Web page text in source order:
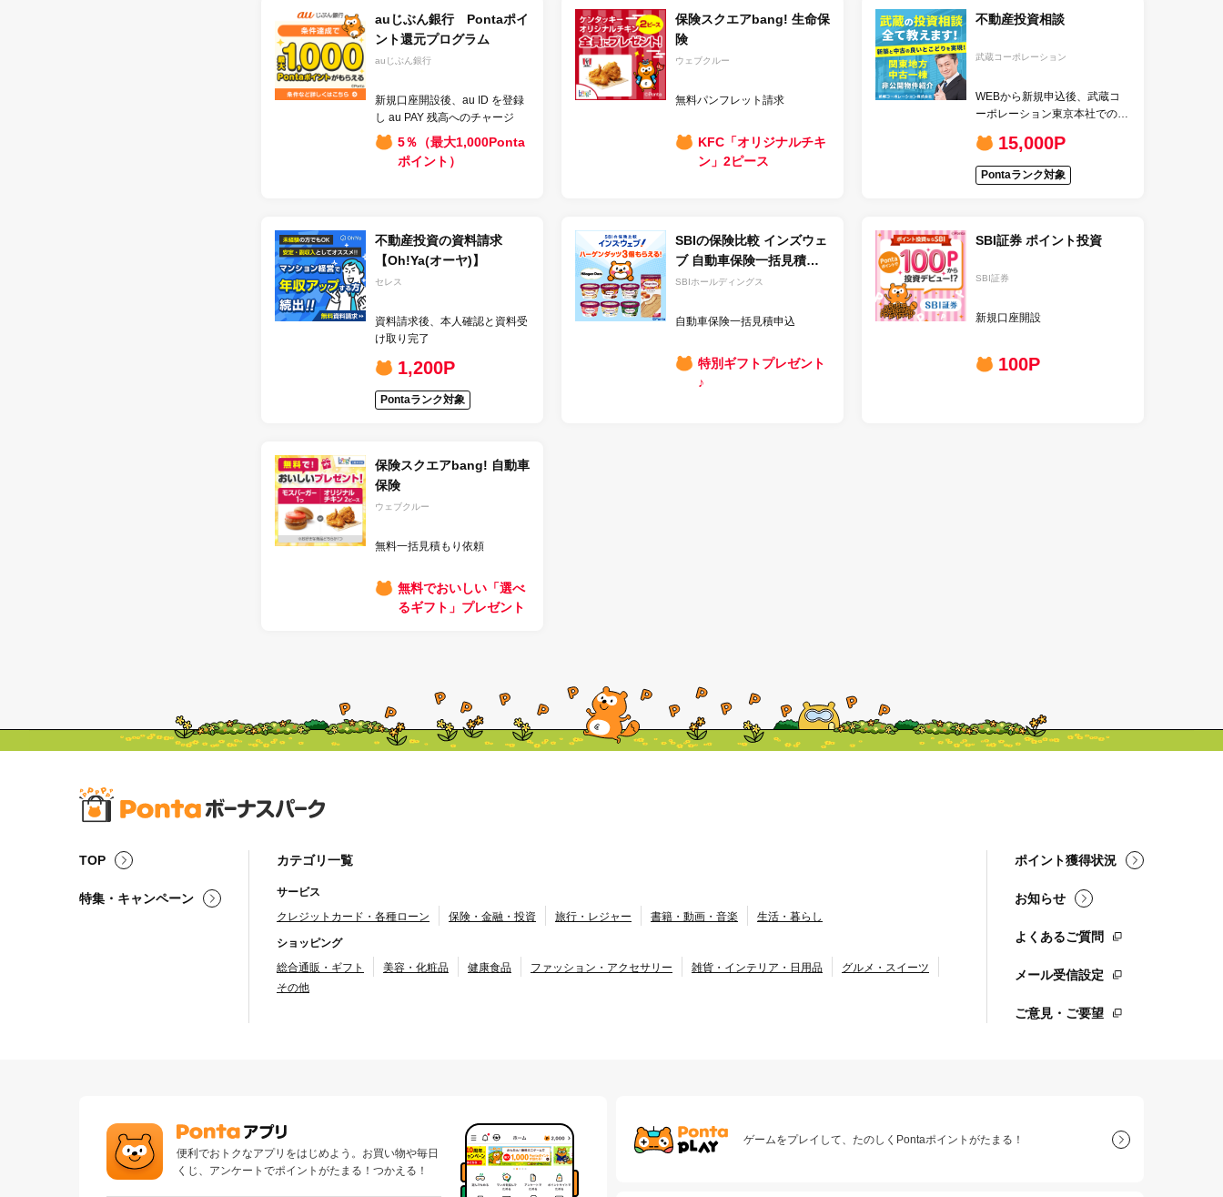
auじぶん銀行 Pontaポイ
ント還元プログラム
auじぶん銀行
新規口座開設後、au ID を登録
し au PAY 残高へのチャージ
5％（最大1,000Ponta
ポイント）
保険スクエアbang! 生命保
険
ウェブクルー
無料パンフレット請求
KFC「オリジナルチキ
ン」2ピース
不動産投資相談
武蔵コーポレーション
WEBから新規申込後、武蔵コ
ーポレーション東京本社での面
15,000P
Pontaランク対象
不動産投資の資料請求
【Oh!Ya(オーヤ)】
セレス
資料請求後、本人確認と資料受
け取り完了
1,200P
Pontaランク対象
SBIの保険比較 インズウェ
ブ 自動車保険一括見積も
り
SBIホールディングス
自動車保険一括見積申込
特別ギフトプレゼント
♪
SBI証券 ポイント投資
SBI証券
新規口座開設
100P
保険スクエアbang! 自動車
保険
ウェブクルー
無料一括見積もり依頼
無料でおいしい「選べ
るギフト」プレゼント
TOP
特集・キャンペーン
カテゴリ一覧
サービス
クレジットカード・各種ローン
保険・金融・投資 旅行・レジャー 書籍・動画・音楽 生活・暮らし
ショッピング
総合通販・ギフト
美容・化粧品 健康食品 ファッション・アクセサリー 雑貨・インテリア・日用品
グルメ・スイーツ
その他
ポイント獲得状況
お知らせ
よくあるご質問
メール受信設定
ご意見・ご要望
便利でおトクなアプリをはじめよう。お買い物や毎日
くじ、アンケートでポイントがたまる！つかえる！
ゲームをプレイして、たのしくPontaポイントがたまる！